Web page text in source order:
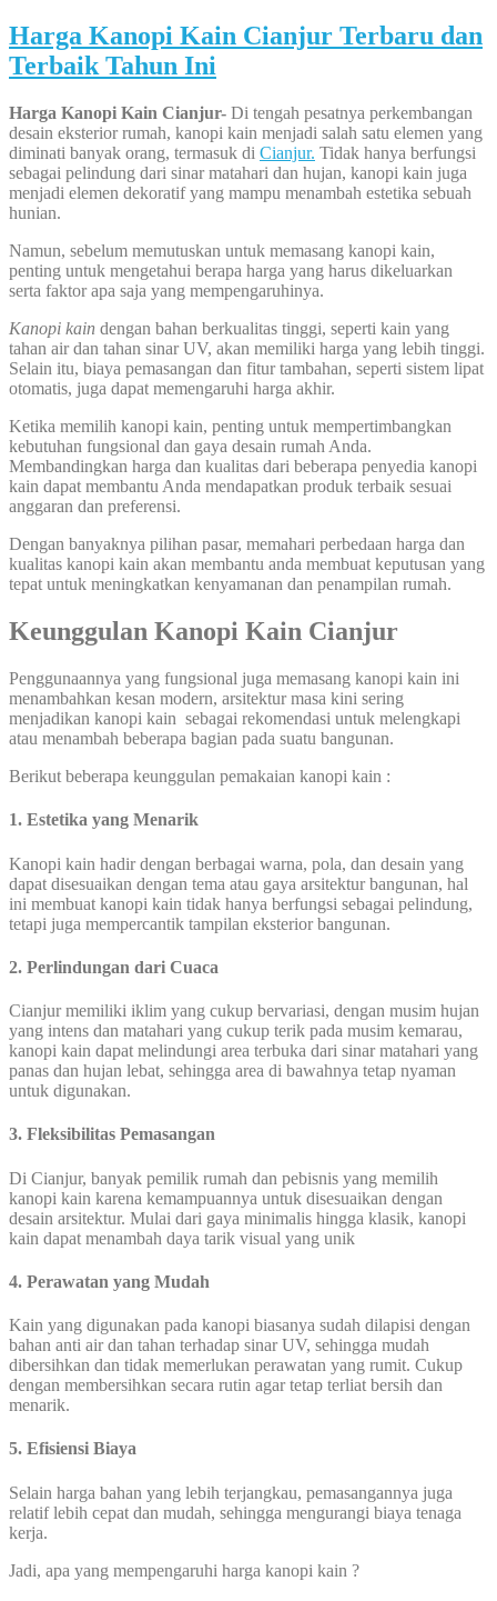
Harga Kanopi Kain Cianjur Terbaru dan
Terbaik Tahun Ini
Harga Kanopi Kain Cianjur- Di tengah pesatnya perkembangan
desain eksterior rumah, kanopi kain menjadi salah satu elemen yang
diminati banyak orang, termasuk di Cianjur. Tidak hanya berfungsi
sebagai pelindung dari sinar matahari dan hujan, kanopi kain juga
menjadi elemen dekoratif yang mampu menambah estetika sebuah
hunian.
Namun, sebelum memutuskan untuk memasang kanopi kain,
penting untuk mengetahui berapa harga yang harus dikeluarkan
serta faktor apa saja yang mempengaruhinya.
Kanopi kain dengan bahan berkualitas tinggi, seperti kain yang
tahan air dan tahan sinar UV, akan memiliki harga yang lebih tinggi.
Selain itu, biaya pemasangan dan fitur tambahan, seperti sistem lipat
otomatis, juga dapat memengaruhi harga akhir.
Ketika memilih kanopi kain, penting untuk mempertimbangkan
kebutuhan fungsional dan gaya desain rumah Anda.
Membandingkan harga dan kualitas dari beberapa penyedia kanopi
kain dapat membantu Anda mendapatkan produk terbaik sesuai
anggaran dan preferensi.
Dengan banyaknya pilihan pasar, memahari perbedaan harga dan
kualitas kanopi kain akan membantu anda membuat keputusan yang
tepat untuk meningkatkan kenyamanan dan penampilan rumah.
Keunggulan Kanopi Kain Cianjur
Penggunaannya yang fungsional juga memasang kanopi kain ini
menambahkan kesan modern, arsitektur masa kini sering
menjadikan kanopi kain sebagai rekomendasi untuk melengkapi
atau menambah beberapa bagian pada suatu bangunan.
Berikut beberapa keunggulan pemakaian kanopi kain :
1. Estetika yang Menarik
Kanopi kain hadir dengan berbagai warna, pola, dan desain yang
dapat disesuaikan dengan tema atau gaya arsitektur bangunan, hal
ini membuat kanopi kain tidak hanya berfungsi sebagai pelindung,
tetapi juga mempercantik tampilan eksterior bangunan.
2. Perlindungan dari Cuaca
Cianjur memiliki iklim yang cukup bervariasi, dengan musim hujan
yang intens dan matahari yang cukup terik pada musim kemarau,
kanopi kain dapat melindungi area terbuka dari sinar matahari yang
panas dan hujan lebat, sehingga area di bawahnya tetap nyaman
untuk digunakan.
3. Fleksibilitas Pemasangan
Di Cianjur, banyak pemilik rumah dan pebisnis yang memilih
kanopi kain karena kemampuannya untuk disesuaikan dengan
desain arsitektur. Mulai dari gaya minimalis hingga klasik, kanopi
kain dapat menambah daya tarik visual yang unik
4. Perawatan yang Mudah
Kain yang digunakan pada kanopi biasanya sudah dilapisi dengan
bahan anti air dan tahan terhadap sinar UV, sehingga mudah
dibersihkan dan tidak memerlukan perawatan yang rumit. Cukup
dengan membersihkan secara rutin agar tetap terliat bersih dan
menarik.
5. Efisiensi Biaya
Selain harga bahan yang lebih terjangkau, pemasangannya juga
relatif lebih cepat dan mudah, sehingga mengurangi biaya tenaga
kerja.
Jadi, apa yang mempengaruhi harga kanopi kain ?